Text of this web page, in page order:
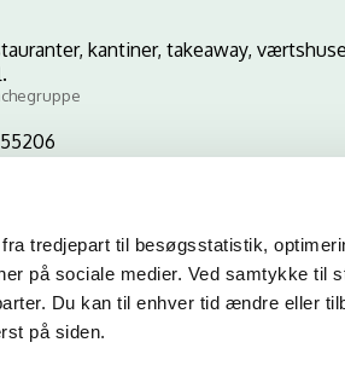
tredjepart til besøgsstatistik,
på sociale medier. Ved samtykke til
Du kan til enhver tid ændre eller
på siden.
kantiner, takeaway, værtshuse
nr
link til at indsætte på virksomhedens